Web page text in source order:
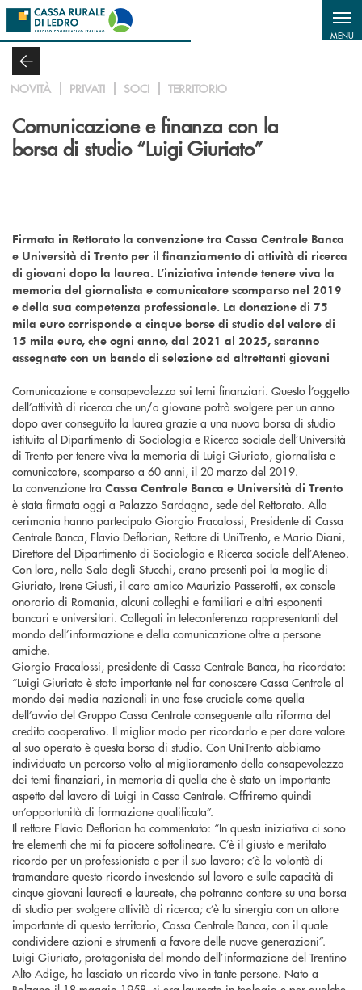
Salta al contenuto principale
MENU
NOVITÀ PRIVATI SOCI TERRITORIO
Comunicazione e finanza con la
borsa di studio “Luigi Giuriato”
Firmata in Rettorato la convenzione tra Cassa Centrale Banca
e Università di Trento per il finanziamento di attività di ricerca
di giovani dopo la laurea. L’iniziativa intende tenere viva la
memoria del giornalista e comunicatore scomparso nel 2019
e della sua competenza professionale. La donazione di 75
mila euro corrisponde a cinque borse di studio del valore di
15 mila euro, che ogni anno, dal 2021 al 2025, saranno
assegnate con un bando di selezione ad altrettanti giovani
Comunicazione e consapevolezza sui temi finanziari. Questo l’oggetto
dell’attività di ricerca che un/a giovane potrà svolgere per un anno
dopo aver conseguito la laurea grazie a una nuova borsa di studio
istituita al Dipartimento di Sociologia e Ricerca sociale dell’Università
di Trento per tenere viva la memoria di Luigi Giuriato, giornalista e
comunicatore, scomparso a 60 anni, il 20 marzo del 2019.
La convenzione tra Cassa Centrale Banca e Università di Trento
è stata firmata oggi a Palazzo Sardagna, sede del Rettorato. Alla
cerimonia hanno partecipato Giorgio Fracalossi, Presidente di Cassa
Centrale Banca, Flavio Deflorian, Rettore di UniTrento, e Mario Diani,
Direttore del Dipartimento di Sociologia e Ricerca sociale dell’Ateneo.
Con loro, nella Sala degli Stucchi, erano presenti poi la moglie di
Giuriato, Irene Giusti, il caro amico Maurizio Passerotti, ex console
onorario di Romania, alcuni colleghi e familiari e altri esponenti
bancari e universitari. Collegati in teleconferenza rappresentanti del
mondo dell’informazione e della comunicazione oltre a persone
amiche.
Giorgio Fracalossi, presidente di Cassa Centrale Banca, ha ricordato:
“Luigi Giuriato è stato importante nel far conoscere Cassa Centrale al
mondo dei media nazionali in una fase cruciale come quella
dell’avvio del Gruppo Cassa Centrale conseguente alla riforma del
credito cooperativo. Il miglior modo per ricordarlo e per dare valore
al suo operato è questa borsa di studio. Con UniTrento abbiamo
individuato un percorso volto al miglioramento della consapevolezza
dei temi finanziari, in memoria di quella che è stato un importante
aspetto del lavoro di Luigi in Cassa Centrale. Offriremo quindi
un’opportunità di formazione qualificata”.
Il rettore Flavio Deflorian ha commentato: “In questa iniziativa ci sono
tre elementi che mi fa piacere sottolineare. C’è il giusto e meritato
ricordo per un professionista e per il suo lavoro; c’è la volontà di
tramandare questo ricordo investendo sul lavoro e sulle capacità di
cinque giovani laureati e laureate, che potranno contare su una borsa
di studio per svolgere attività di ricerca; c’è la sinergia con un attore
importante di questo territorio, Cassa Centrale Banca, con il quale
condividere azioni e strumenti a favore delle nuove generazioni”.
Luigi Giuriato, protagonista del mondo dell’informazione del Trentino
Alto Adige, ha lasciato un ricordo vivo in tante persone. Nato a